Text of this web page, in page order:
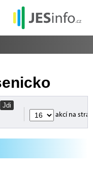
Jdi
akcí na